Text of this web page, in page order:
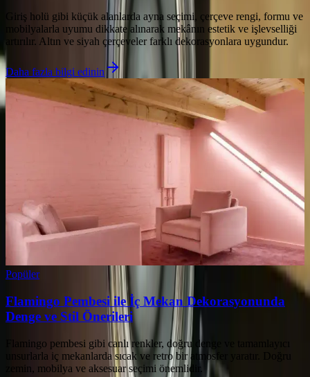
Giriş holü gibi küçük alanlarda ayna seçimi, çerçeve rengi, formu ve
mobilyalarla uyumu dikkate alınarak mekânın estetik ve işlevselliği
artırılır. Altın ve siyah çerçeveler farklı dekorasyonlara uygundur.
Daha fazla bilgi edinin
Popüler
Flamingo Pembesi ile İç Mekan Dekorasyonunda
Denge ve Stil Önerileri
Flamingo pembesi gibi canlı renkler, doğru denge ve tamamlayıcı
unsurlarla iç mekanlarda sıcak ve retro bir atmosfer yaratır. Doğru
zemin, mobilya ve aksesuar seçimi önemlidir.